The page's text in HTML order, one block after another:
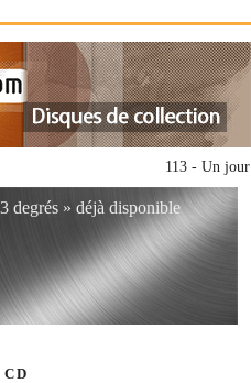
113 - Un
degrés » déjà disponible